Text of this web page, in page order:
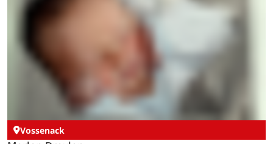
Imgenbroich
Magdalena Hermanns
Geburtstag 19. AprilGewicht 2.805 gGröße 47 cmEltern